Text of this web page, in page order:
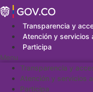
Saltar
al
contenidoTransparencia y
Atención y servicios
Participa
Menu
Transparencia y
Atención y servicios
Participa